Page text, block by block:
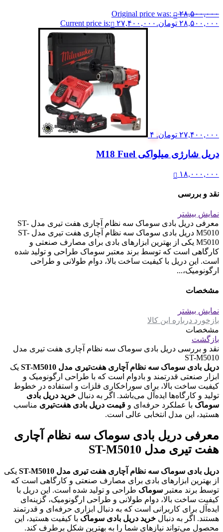
۲۸,۵۰۰,۰۰۰
Original price was:
۲۸,۵۰۰,۰۰۰ تومان.
۲۷,۴۰۰,۰۰۰ Current price is:
۲۷,۴۰۰,۰۰۰ تومان. ۴
دریل شارژی میلواکی M18 Fuel
۱۸,۰۰۰,۰۰۰
نقد و بررسی
نمایش بیشتر
معرفی دریل بادی سوماک سه نظام آچاری هفت تیری مدل ST-
M5010 دریل بادی سوماک سه نظام آچاری هفت تیری مدل ST-
M5010 یکی از بهترین ابزارهای بادی برای مصارف صنعتی و
کارگاهی است که توسط برند معتبر سوماک طراحی و تولید شده
است. این دریل با کیفیت ساخت بالا، دوام طولانی و طراحی
ارگونومیک،...
مشخصات
نمایش بیشتر
بازخورد درباره این کالا
مشخصات
بازگشت
نقد و بررسی دریل بادی سوماک سه نظام آچاری هفت تیری مدل
ST-M5010
دریل بادی سوماک سه نظام آچاری هفت‌تیری مدل ST-M5010
یک
ابزار صنعتی قدرتمند و بادوام است که با طراحی ارگونومیک و
کیفیت ساخت بالا، برای سوراخکاری فلزات و استفاده در خطوط
تولید و کارگاه‌ها ایده‌آل می‌باشد. اگر به دنبال خرید دریل بادی
سوماک با عملکرد حرفه‌ای و قیمت دریل بادی هفت‌تیری مناسب
هستید، این مدل انتخابی عالی است.
معرفی دریل بادی سوماک سه نظام آچاری
هفت تیری مدل ST-M5010
دریل بادی سوماک سه نظام آچاری هفت تیری مدل ST-M5010
یکی
از بهترین ابزارهای بادی برای مصارف صنعتی و کارگاهی است که
توسط برند معتبر سوماک طراحی و تولید شده است. این دریل با
کیفیت ساخت بالا، دوام طولانی و طراحی ارگونومیک، گزینه‌ای
ایده‌آل برای کاربرانی است که به دنبال ابزاری حرفه‌ای و قدرتمند
هستند. اگر به دنبال خرید دریل بادی سوماک با کیفیت هستید، این
محصول می‌تواند نیازهای شما را به بهترین شکل برطرف کند.